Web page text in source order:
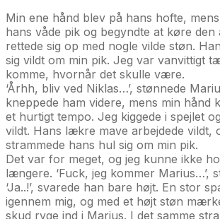
Min ene hånd blev på hans hofte,
hans våde pik og begyndte at køre den
rettede sig op med nogle vilde støn.
sig vildt om min pik. Jeg var vanvittigt
komme, hvornår det skulle være.
‘Århh, bliv ved Niklas…’, stønnede
kneppede ham videre, mens min hånd
et hurtigt tempo. Jeg kiggede i spejlet
vildt. Hans lækre mave arbejdede vildt,
strammede hans hul sig om min pik.
Det var for meget, og jeg kunne ikke
længere. ‘Fuck, jeg kommer Marius…’,
‘Ja..!’, svarede han bare højt. En stor
igennem mig, og med et højt støn
skud ryge ind i Marius. I det samme